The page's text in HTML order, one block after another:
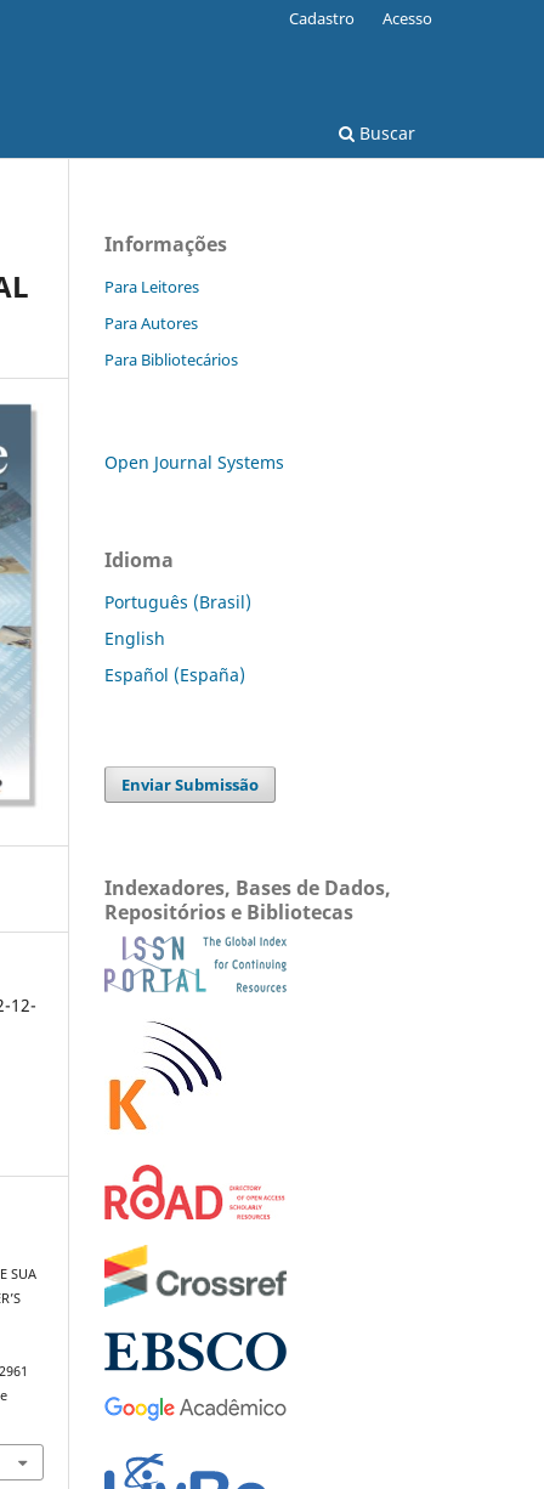
Buscar
Cadastro Acesso
12-
SUA
Informações
Para Leitores
Para Autores
Para Bibliotecários
Open Journal Systems
Idioma
Português (Brasil)
English
Español (España)
Enviar Submissão
Indexadores, Bases de Dados,
Repositórios e Bibliotecas